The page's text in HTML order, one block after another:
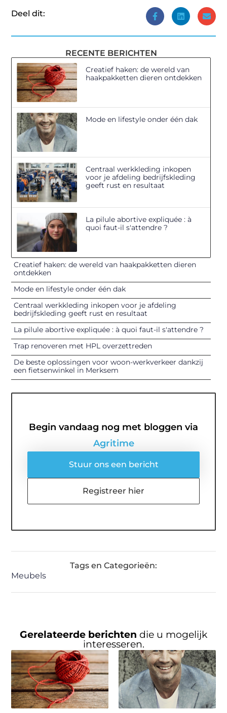
Deel dit:
RECENTE BERICHTEN
Creatief haken: de wereld van
haakpakketten dieren ontdekken
Mode en lifestyle onder één dak
Centraal werkkleding inkopen
voor je afdeling bedrijfskleding
geeft rust en resultaat
La pilule abortive expliquée : à
quoi faut-il s'attendre ?
Creatief haken: de wereld van haakpakketten dieren
ontdekken
Mode en lifestyle onder één dak
Centraal werkkleding inkopen voor je afdeling
bedrijfskleding geeft rust en resultaat
La pilule abortive expliquée : à quoi faut-il s'attendre ?
Trap renoveren met HPL overzettreden
De beste oplossingen voor woon-werkverkeer dankzij
een fietsenwinkel in Merksem
Begin vandaag nog met bloggen via
Agritime
Stuur ons een bericht
Registreer hier
Tags en Categorieën:
Meubels
Gerelateerde berichten die u mogelijk
interesseren.